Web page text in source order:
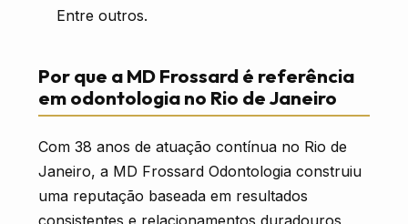
Entre outros.
Por que a MD Frossard é referência
em odontologia no Rio de Janeiro
Com 38 anos de atuação contínua no Rio de
Janeiro, a MD Frossard Odontologia construiu
uma reputação baseada em resultados
consistentes e relacionamentos duradouros